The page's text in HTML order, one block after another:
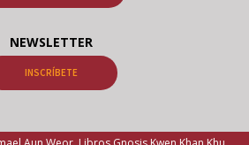
NEWSLETTER
INSCRÍBETE